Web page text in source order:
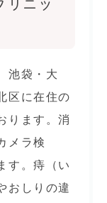
リニッ
池袋・大
区に在住の
ります。消
メラ検
す。痔（い
おしりの違